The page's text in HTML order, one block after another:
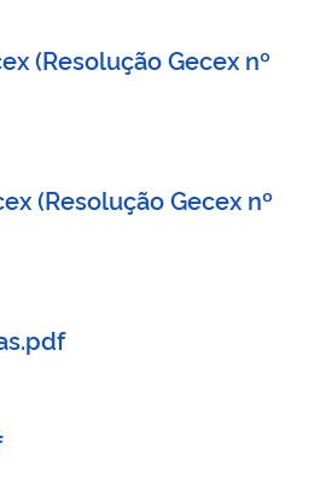
(Resolução Gecex nº
(Resolução Gecex nº